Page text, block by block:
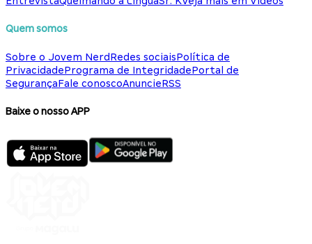
Quem somos
Sobre o Jovem NerdRedes sociaisPolítica de
PrivacidadePrograma de IntegridadePortal de
SegurançaFale conoscoAnuncieRSS
Baixe o nosso APP